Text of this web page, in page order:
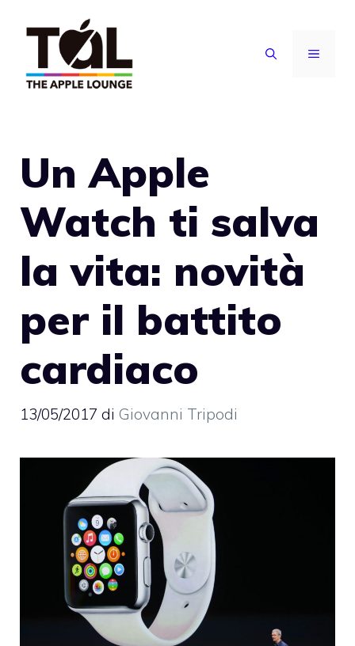
contenuto
MENU
Un Apple
Watch ti salva
la vita: novità
per il battito
cardiaco
13/05/2017 di Giovanni Tripodi